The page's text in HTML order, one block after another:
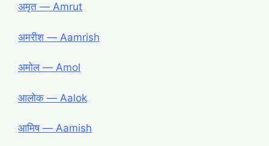
अमृत ― Amrut
अमरीश ― Aamrish
अमोल ― Amol
आलोक ― Aalok
आमिष ― Aamish